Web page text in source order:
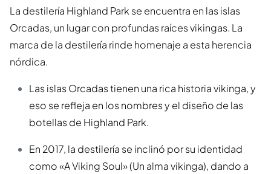
La destilería Highland Park se encuentra en las islas
Orcadas, un lugar con profundas raíces vikingas. La
marca de la destilería rinde homenaje a esta herencia
nórdica.
Las islas Orcadas tienen una rica historia vikinga, y
eso se refleja en los nombres y el diseño de las
botellas de Highland Park.
En 2017, la destilería se inclinó por su identidad
como «A Viking Soul» (Un alma vikinga), dando a